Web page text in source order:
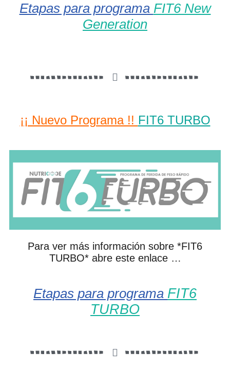
Etapas para programa FIT6 New
Generation
¡¡ Nuevo Programa !! FIT6 TURBO
Para ver más información sobre *FIT6
TURBO* abre este enlace …
Etapas para programa FIT6
TURBO